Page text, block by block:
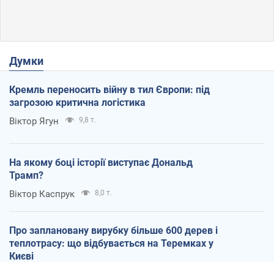
Думки
Кремль переносить війну в тил Європи: під
загрозою критична логістика
Віктор Ягун 9,8 т.
На якому боці історії виступає Дональд
Трамп?
Віктор Каспрук 8,0 т.
Про заплановану вирубку більше 600 дерев і
теплотрасу: що відбувається на Теремках у
Києві